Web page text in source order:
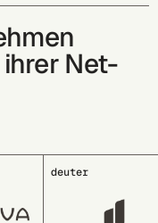
Net-
EDDING